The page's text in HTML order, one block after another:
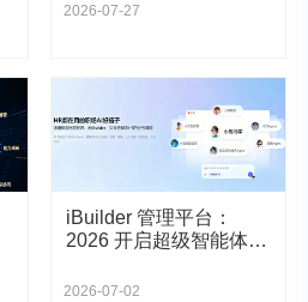
2026-07-27
iBuilder 管理平台：
2026 开启超级智能体驱
2026-07-02